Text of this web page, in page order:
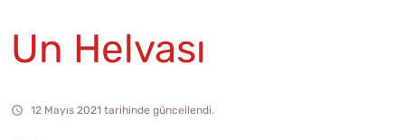
Un Helvası
12 Mayıs 2021 tarihinde güncellendi.